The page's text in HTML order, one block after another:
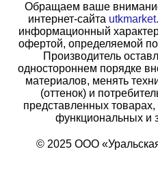
© 2025 ООО
Обращаем ваше
интернет-сайта
информационный
офертой, определяемой
Производитель
одностороннем порядке
материалов, менять
(оттенок) и
представленных
функциональных и